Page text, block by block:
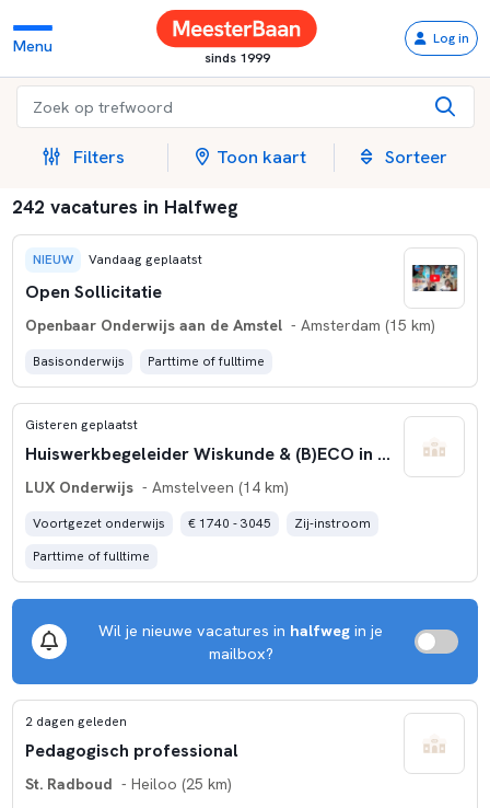
Menu
sinds 1999
Log in
Filters Toon kaart Sorteer
242 vacatures in Halfweg
NIEUW Vandaag geplaatst
Open Sollicitatie
Openbaar Onderwijs aan de Amstel - Amsterdam (15 km)
Basisonderwijs Parttime of fulltime
Gisteren geplaatst
Huiswerkbegeleider Wiskunde & (B)ECO in Amstelveen
LUX Onderwijs - Amstelveen (14 km)
Voortgezet onderwijs € 1740 - 3045
Zij-instroom
Parttime of fulltime
Wil je nieuwe vacatures in halfweg in je
mailbox?
2 dagen geleden
Pedagogisch professional
St. Radboud - Heiloo (25 km)